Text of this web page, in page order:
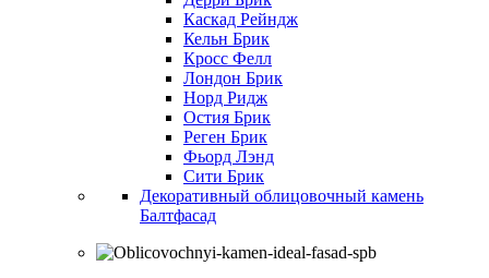
Каскад Рейндж
Кельн Брик
Кросс Фелл
Лондон Брик
Норд Ридж
Остия Брик
Реген Брик
Фьорд Лэнд
Сити Брик
Декоративный облицовочный камень
Балтфасад